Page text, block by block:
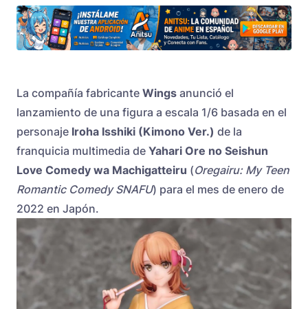
La compañía fabricante Wings anunció el
lanzamiento de una figura a escala 1/6 basada en el
personaje Iroha Isshiki (Kimono Ver.) de la
franquicia multimedia de Yahari Ore no Seishun
Love Comedy wa Machigatteiru (Oregairu: My Teen
Romantic Comedy SNAFU) para el mes de enero de
2022 en Japón.